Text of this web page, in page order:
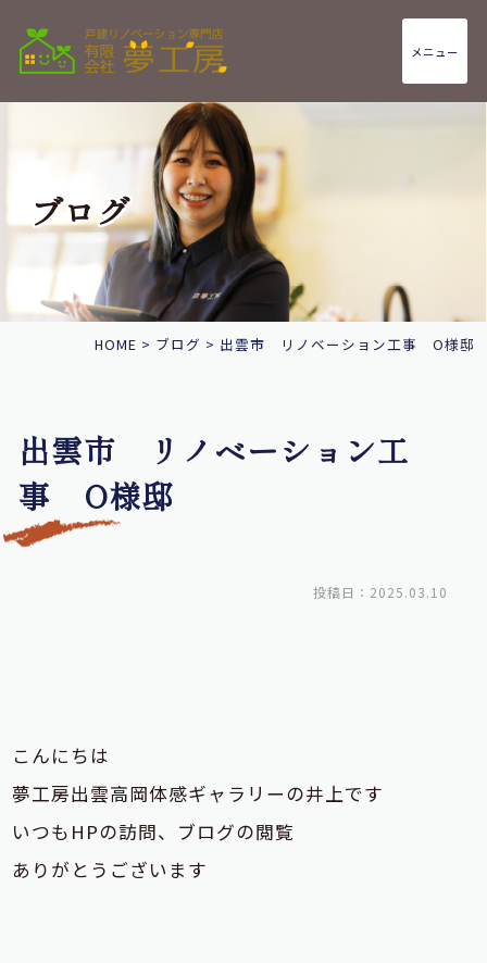
メニュー
ブログ
HOME > ブログ > 出雲市 リノベーション工事 O様邸
出雲市 リノベーション工
事 O様邸
投稿日：2025.03.10
こんにちは
夢工房出雲高岡体感ギャラリーの井上です
いつもHPの訪問、ブログの閲覧
ありがとうございます